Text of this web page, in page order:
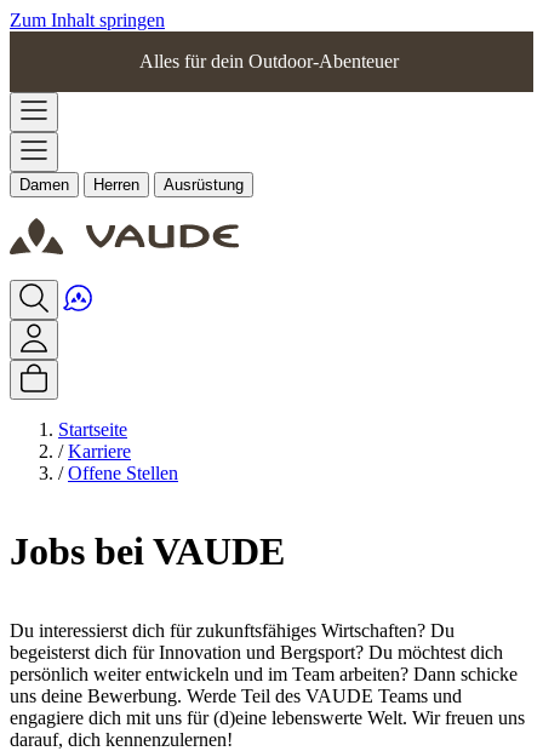
Zum Inhalt springen
Alles für dein Outdoor-Abenteuer
Damen Herren Ausrüstung
Startseite
/ Karriere
/ Offene Stellen
Jobs bei VAUDE
Du interessierst dich für zukunftsfähiges Wirtschaften? Du
begeisterst dich für Innovation und Bergsport? Du möchtest dich
persönlich weiter entwickeln und im Team arbeiten? Dann schicke
uns deine Bewerbung. Werde Teil des VAUDE Teams und
engagiere dich mit uns für (d)eine lebenswerte Welt. Wir freuen uns
darauf, dich kennenzulernen!